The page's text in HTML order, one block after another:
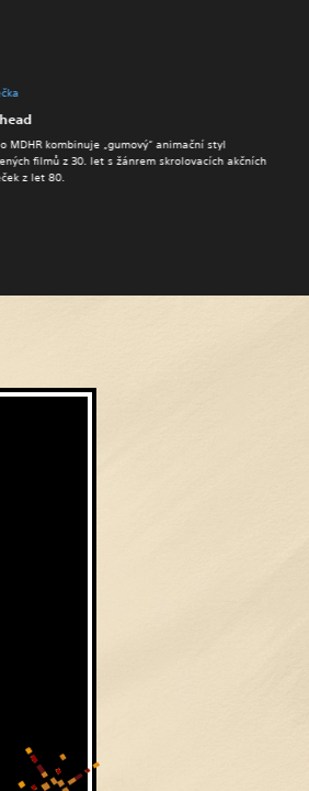
MDHR kombinuje „gumový“ animační styl
filmů z 30. let s žánrem skrolovacích akčních
z let 80.